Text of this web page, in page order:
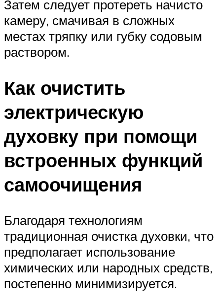
Затем следует протереть начисто
камеру, смачивая в сложных
местах тряпку или губку содовым
раствором.
Как очистить
электрическую
духовку при помощи
встроенных функций
самоочищения
Благодаря технологиям
традиционная очистка духовки, что
предполагает использование
химических или народных средств,
постепенно минимизируется.